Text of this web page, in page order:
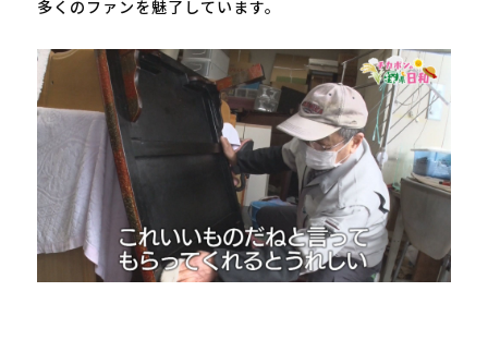
多くのファンを魅了しています。